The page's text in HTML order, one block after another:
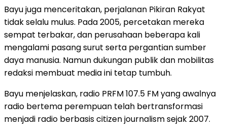
Bayu juga menceritakan, perjalanan Pikiran Rakyat
tidak selalu mulus. Pada 2005, percetakan mereka
sempat terbakar, dan perusahaan beberapa kali
mengalami pasang surut serta pergantian sumber
daya manusia. Namun dukungan publik dan mobilitas
redaksi membuat media ini tetap tumbuh.
Bayu menjelaskan, radio PRFM 107.5 FM yang awalnya
radio bertema perempuan telah bertransformasi
menjadi radio berbasis citizen journalism sejak 2007.